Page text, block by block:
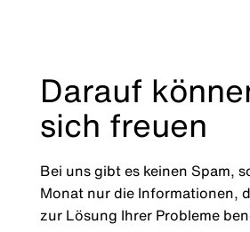
Darauf
sich freuen
Bei uns gibt es keinen Spam,
Monat nur die Informationen,
zur Lösung Ihrer Probleme